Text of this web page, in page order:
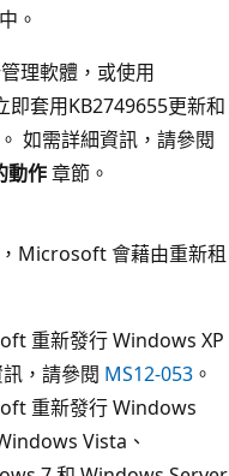
。
理軟體，或使用
即套用KB2749655更新和
如需詳細資訊，請參閱
動作章節。
Microsoft 會藉由重新租
重新發行 Windows XP
，請參閱 MS12-053 。
重新發行 Windows
Vista、